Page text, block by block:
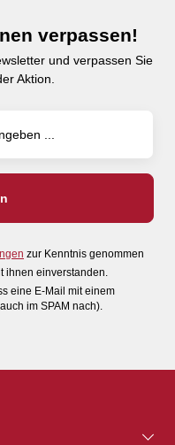
verpassen!
und verpassen Sie
Aktion.
zur Kenntnis genommen
ihnen einverstanden.
eine E-Mail mit einem
im SPAM nach).